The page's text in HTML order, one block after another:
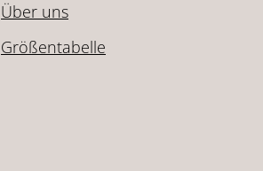
Über uns
Größentabelle